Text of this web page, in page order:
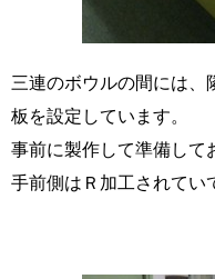
三連のボウルの間には、
板を設定しています。
事前に製作して準備して
手前側はＲ加工されてい